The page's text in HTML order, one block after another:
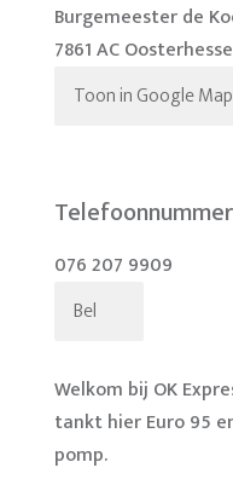
Burgemeester de
7861 AC
Toon in Google
Telefoonnummer
076 207 9909
Bel
Welkom bij OK
tankt hier Euro 95
pomp.